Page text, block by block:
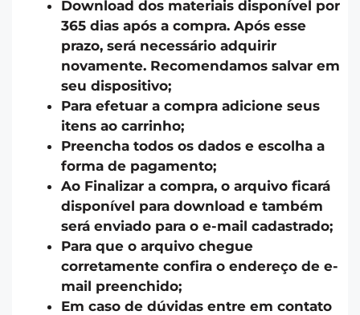
Download dos materiais disponível por
365 dias após a compra. Após esse
prazo, será necessário adquirir
novamente. Recomendamos salvar em
seu dispositivo;
Para efetuar a compra adicione seus
itens ao carrinho;
Preencha todos os dados e escolha a
forma de pagamento;
Ao Finalizar a compra, o arquivo ficará
disponível para download e também
será enviado para o e-mail cadastrado;
Para que o arquivo chegue
corretamente confira o endereço de e-
mail preenchido;
Em caso de dúvidas entre em contato